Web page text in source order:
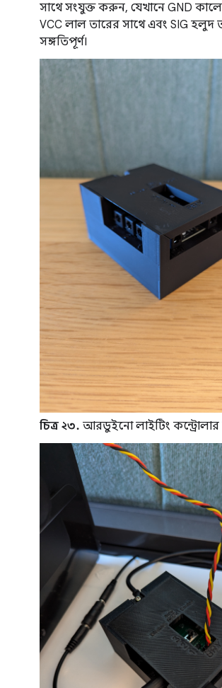
সাথে সংযুক্ত করুন, যেখানে GND
VCC লাল তারের সাথে এবং SIG হলুদ
সঙ্গতিপূর্ণ।
চিত্র ২৩. আরডুইনো লাইটিং কন্ট্রোলার